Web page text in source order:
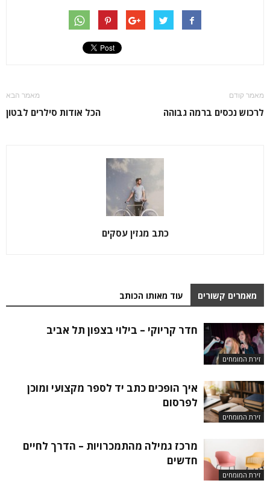
מאמר קודם
לרכוש נכסים ברמה גבוהה
מאמר הבא
הכל אודות סילרים לבטון
כתב מגזין עסקים
מאמרים קשורים עוד מאותו הכותב
זירת המומחים
חדר קריוקי – בילוי בצפון תל אביב
זירת המומחים
איך הופכים כתב יד לספר מקצועי ומוכן
לפרסום
זירת המומחים
מרכז גמילה מהתמכרויות – הדרך לחיים
חדשים